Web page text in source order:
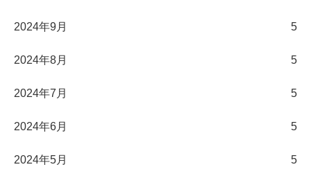
2024年9月 5
2024年8月 5
2024年7月 5
2024年6月 5
2024年5月 5